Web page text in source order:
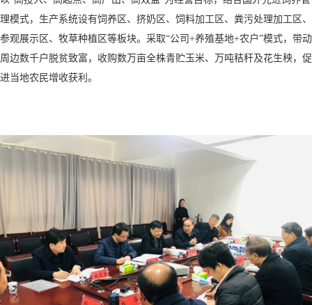
理模式，生产系统设有饲养区、挤奶区、饲料加工区、粪污处理加工区、
参观展示区、牧草种植区等板块。采取“公司+养殖基地+农户”模式，带动
周边数千户脱贫致富，收购数万亩全株青贮玉米、万吨秸秆及花生秧，促
进当地农民增收获利。